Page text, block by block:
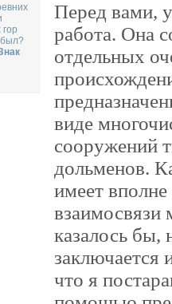
был?
Перед вами,
работа. Она
отдельных
виде
сооружений
дольменов.
имеет вполне
казалось бы,
заключается
что я